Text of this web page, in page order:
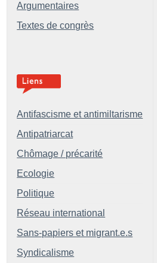
Argumentaires
Textes de congrès
Antifascisme et antimiltarisme
Antipatriarcat
Chômage / précarité
Ecologie
Politique
Réseau international
Sans-papiers et migrant.e.s
Syndicalisme